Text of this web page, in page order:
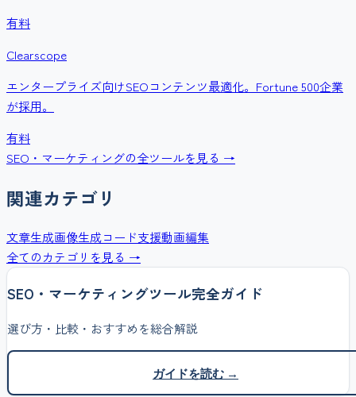
有料
Clearscope
エンタープライズ向けSEOコンテンツ最適化。Fortune 500企業
が採用。
有料
SEO・マーケティングの全ツールを見る →
関連カテゴリ
文章生成画像生成コード支援動画編集
全てのカテゴリを見る →
SEO・マーケティングツール完全ガイド
選び方・比較・おすすめを総合解説
ガイドを読む →